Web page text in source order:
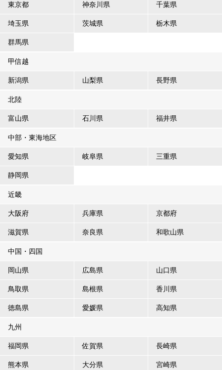
東京都 神奈川県 千葉県
埼玉県 茨城県 栃木県
群馬県
甲信越
新潟県 山梨県 長野県
北陸
富山県 石川県 福井県
中部・東海地区
愛知県 岐阜県 三重県
静岡県
近畿
大阪府 兵庫県 京都府
滋賀県 奈良県 和歌山県
中国・四国
岡山県 広島県 山口県
鳥取県 島根県 香川県
徳島県 愛媛県 高知県
九州
福岡県 佐賀県 長崎県
熊本県 大分県 宮崎県